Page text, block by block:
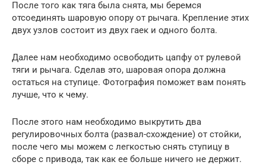
После того как тяга была снята, мы беремся
отсоединять шаровую опору от рычага. Крепление этих
двух узлов состоит из двух гаек и одного болта.
Далее нам необходимо освободить цапфу от рулевой
тяги и рычага. Сделав это, шаровая опора должна
остаться на ступице. Фотография поможет вам понять
лучше, что к чему.
После этого нам необходимо выкрутить два
регулировочных болта (развал-схождение) от стойки,
после чего мы можем с легкостью снять ступицу в
сборе с привода, так как ее больше ничего не держит.